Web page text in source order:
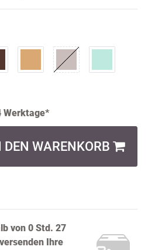
Werktage*
DEN WARENKORB
von 0 Std. 27
Ihre